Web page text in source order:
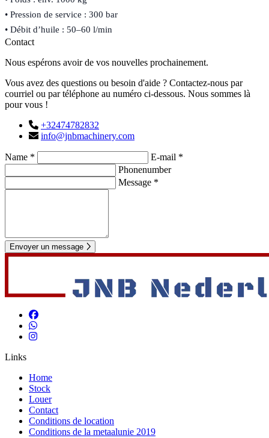
• Pression de service : 300 bar
• Débit d’huile : 50–60 l/min
Contact
Nous espérons avoir de vos nouvelles prochainement.
Vous avez des questions ou besoin d'aide ? Contactez-nous par
courriel ou par téléphone au numéro ci-dessous. Nous sommes là
pour vous !
+32474782832
info@jnbmachinery.com
Name *
E-mail *
Phonenumber
Message *
Envoyer un message
Links
Home
Stock
Louer
Contact
Conditions de location
Conditions de la metaalunie 2019